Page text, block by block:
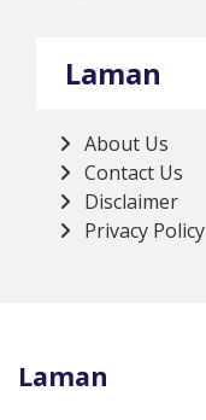
Laman
About Us
Contact Us
Disclaimer
Privacy Policy
Laman